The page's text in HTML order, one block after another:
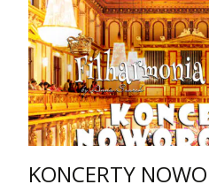
KONCERTY